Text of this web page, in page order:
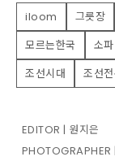
iloom 그릇장
모르는한국
소파
조선시대
조선
EDITOR | 원지은
PHOTOGRAPHER